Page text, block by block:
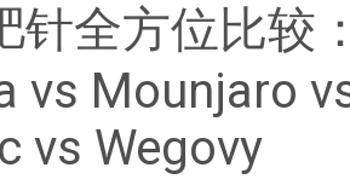
针全方位比较
vs Mounjaro
vs Wegovy